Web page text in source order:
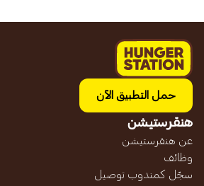
حمل التطبيق الآن
هنقرستيشن
عن هنقرستيشن
وظائف
سجّل كمندوب توصيل